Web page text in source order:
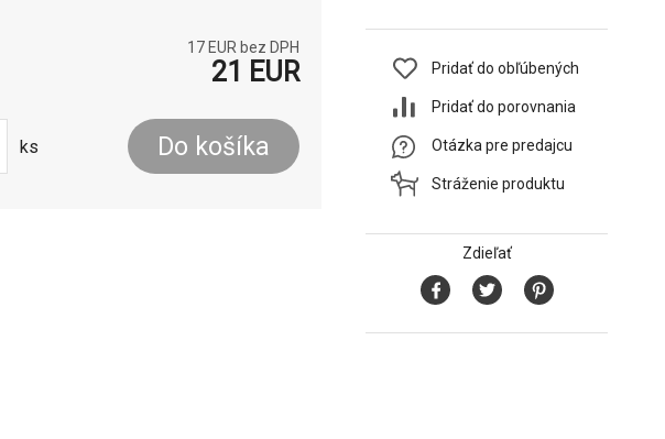
17 EUR bez DPH
21 EUR
ks Do košíka
Pridať do obľúbených
Pridať do porovnania
Otázka pre predajcu
Stráženie produktu
Zdieľať